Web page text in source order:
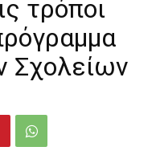
τρόποι
Σχολείων